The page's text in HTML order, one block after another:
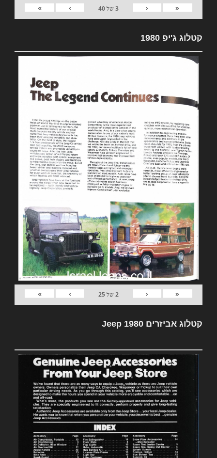
«
‹
3של40
›
»
קטלוג ג'יפ 1980
«
‹
2של25
›
»
קטלוג אביזרים Jeep 1980